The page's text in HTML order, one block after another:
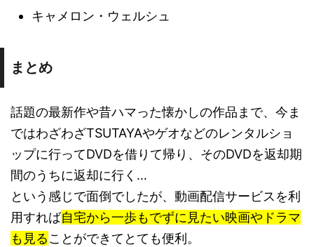
キャメロン・ウェルシュ
まとめ
話題の最新作や昔ハマった懐かしの作品まで、今ま
ではわざわざTSUTAYAやゲオなどのレンタルショ
ップに行ってDVDを借りて帰り、そのDVDを返却期
間のうちに返却に行く…
という感じで面倒でしたが、動画配信サービスを利
用すれば自宅から一歩もでずに見たい映画やドラマ
も見ることができてとても便利。